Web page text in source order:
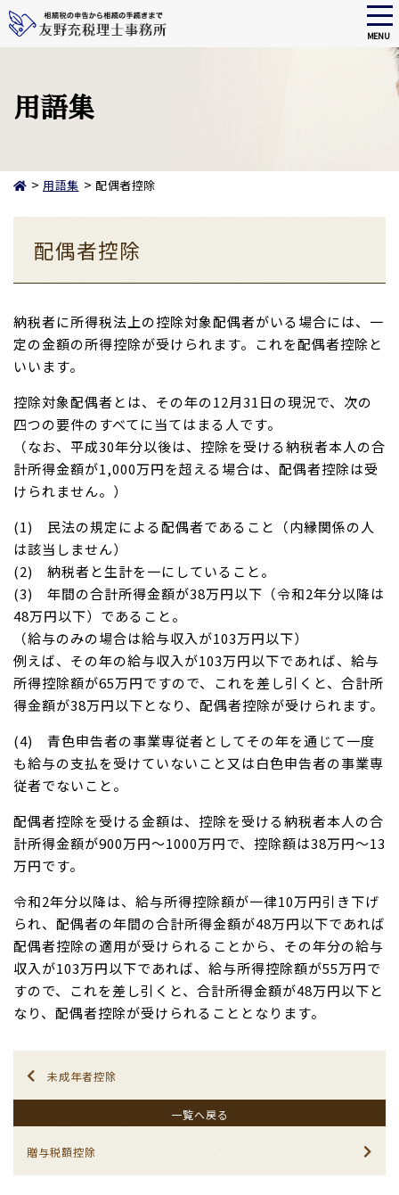
main
content
MENU
用語集
> 用語集 > 配偶者控除
配偶者控除
納税者に所得税法上の控除対象配偶者がいる場合には、一
定の金額の所得控除が受けられます。これを配偶者控除と
いいます。
控除対象配偶者とは、その年の12月31日の現況で、次の
四つの要件のすべてに当てはまる人です。
（なお、平成30年分以後は、控除を受ける納税者本人の合
計所得金額が1,000万円を超える場合は、配偶者控除は受
けられません。）
(1) 民法の規定による配偶者であること（内縁関係の人
は該当しません）
(2) 納税者と生計を一にしていること。
(3) 年間の合計所得金額が38万円以下（令和2年分以降は
48万円以下）であること。
（給与のみの場合は給与収入が103万円以下）
例えば、その年の給与収入が103万円以下であれば、給与
所得控除額が65万円ですので、これを差し引くと、合計所
得金額が38万円以下となり、配偶者控除が受けられます。
(4) 青色申告者の事業専従者としてその年を通じて一度
も給与の支払を受けていないこと又は白色申告者の事業専
従者でないこと。
配偶者控除を受ける金額は、控除を受ける納税者本人の合
計所得金額が900万円〜1000万円で、控除額は38万円〜13
万円です。
令和2年分以降は、給与所得控除額が一律10万円引き下げ
られ、配偶者の年間の合計所得金額が48万円以下であれば
配偶者控除の適用が受けられることから、その年分の給与
収入が103万円以下であれば、給与所得控除額が55万円で
すので、これを差し引くと、合計所得金額が48万円以下と
なり、配偶者控除が受けられることとなります。
未成年者控除
一覧へ戻る
贈与税額控除